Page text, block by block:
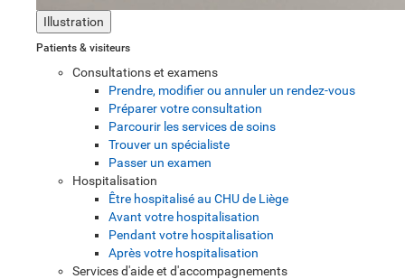
Illustration
Patients & visiteurs
Consultations et examens
Prendre, modifier ou annuler un rendez-vous
Préparer votre consultation
Parcourir les services de soins
Trouver un spécialiste
Passer un examen
Hospitalisation
Être hospitalisé au CHU de Liège
Avant votre hospitalisation
Pendant votre hospitalisation
Après votre hospitalisation
Services d'aide et d'accompagnements